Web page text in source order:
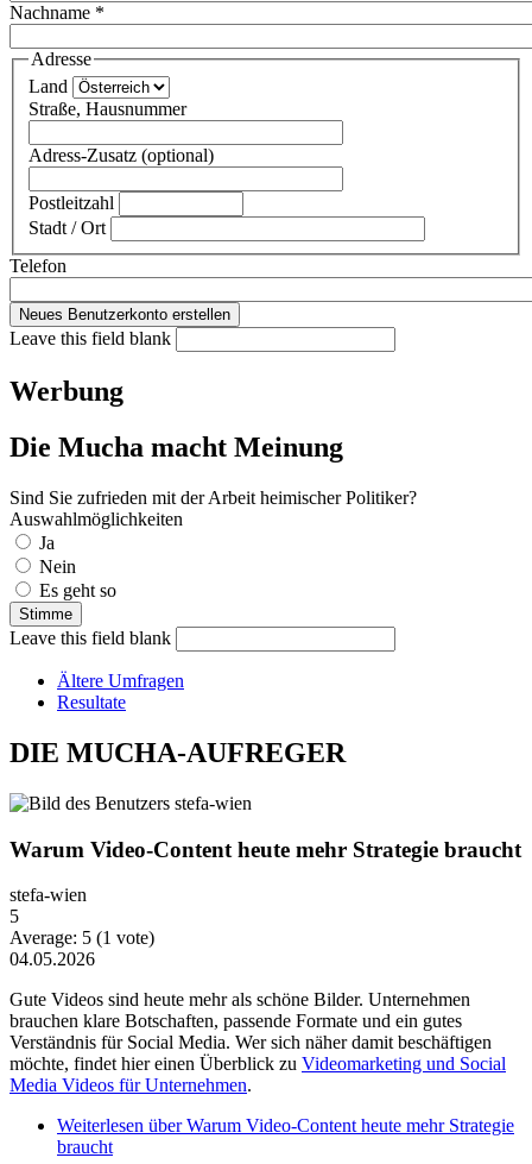
Nachname *
Adresse
Land
Straße, Hausnummer
Adress-Zusatz (optional)
Postleitzahl
Stadt / Ort
Telefon
Leave this field blank
Werbung
Die Mucha macht Meinung
Sind Sie zufrieden mit der Arbeit heimischer Politiker?
Auswahlmöglichkeiten
Ja
Nein
Es geht so
Leave this field blank
Ältere Umfragen
Resultate
DIE MUCHA-AUFREGER
Warum Video-Content heute mehr Strategie braucht
stefa-wien
5
Average: 5 (1 vote)
04.05.2026
Gute Videos sind heute mehr als schöne Bilder. Unternehmen
brauchen klare Botschaften, passende Formate und ein gutes
Verständnis für Social Media. Wer sich näher damit beschäftigen
möchte, findet hier einen Überblick zu Videomarketing und Social
Media Videos für Unternehmen.
Weiterlesen über Warum Video-Content heute mehr Strategie
braucht